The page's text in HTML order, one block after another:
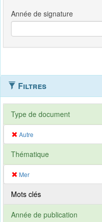
Filtres
Type de document
Autre
Thématique
Mer
Mots clés
Année de publication